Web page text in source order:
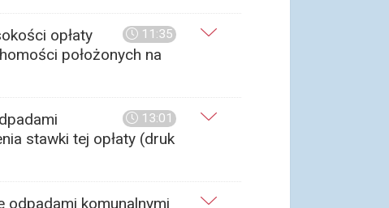
11:35
opłaty
położonych na
13:01
stawki tej opłaty (druk
odpadami komunalnymi